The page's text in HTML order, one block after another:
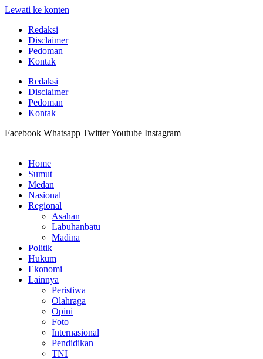
Lewati ke konten
Redaksi
Disclaimer
Pedoman
Kontak
Redaksi
Disclaimer
Pedoman
Kontak
Facebook Whatsapp TwitterYoutube Instagram
Home
Sumut
Medan
Nasional
Regional
Asahan
Labuhanbatu
Madina
Politik
Hukum
Ekonomi
Lainnya
Peristiwa
Olahraga
Opini
Foto
Internasional
Pendidikan
TNI